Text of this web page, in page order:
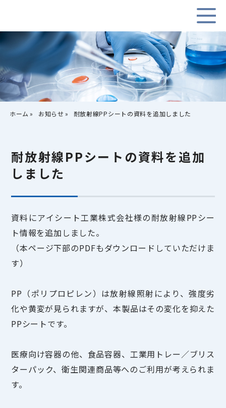
ホーム お知らせ 耐放射線PPシートの資料を追加しました
耐放射線PPシートの資料を追加
しました
資料にアイシート工業株式会社様の耐放射線PPシー
ト情報を追加しました。
（本ページ下部のPDFもダウンロードしていただけま
す）
PP（ポリプロピレン）は放射線照射により、強度劣
化や黄変が見られますが、本製品はその変化を抑えた
PPシートです。
医療向け容器の他、食品容器、工業用トレー／ブリス
ターパック、衛生関連商品等へのご利用が考えられま
す。